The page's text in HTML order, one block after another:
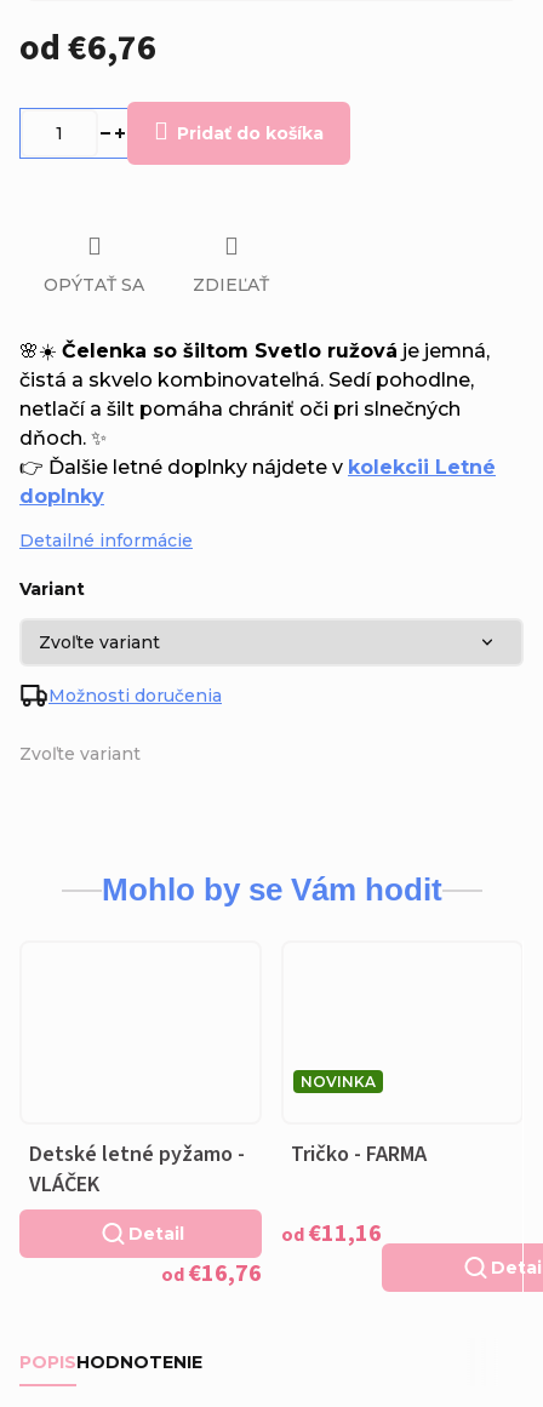
od€6,76
Zvoľte variant
Variant
Možnosti doručenia
Pridať do košíka
🌸☀️ Čelenka so šiltom Svetlo ružová je jemná,
čistá a skvelo kombinovateľná. Sedí pohodlne,
netlačí a šilt pomáha chrániť oči pri slnečných
dňoch. ✨
👉 Ďalšie letné doplnky nájdete v kolekcii Letné
doplnky
Detailné informácie
OPÝTAŤ SA ZDIEĽAŤ
Mohlo by se Vám hodit
Detské letné pyžamo -
VLÁČEK
od€16,76
Detail
NOVINKA
Tričko - FARMA
od€11,16
POPISHODNOTENIE